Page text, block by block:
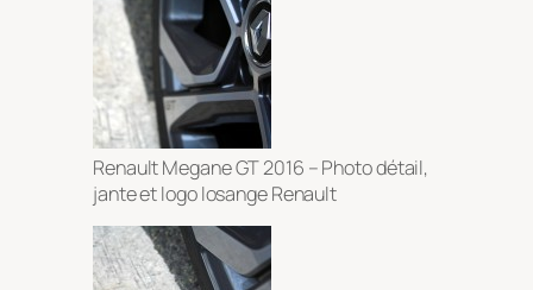
Renault Megane GT 2016 – Photo détail,
jante et logo losange Renault